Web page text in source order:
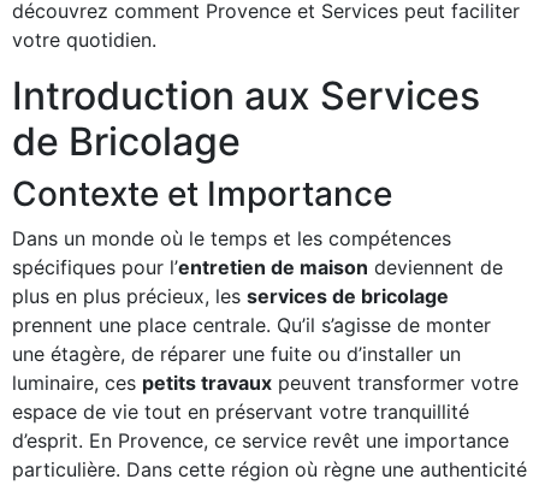
découvrez comment Provence et Services peut faciliter
votre quotidien.
Introduction aux Services
de Bricolage
Contexte et Importance
Dans un monde où le temps et les compétences
spécifiques pour l’entretien de maison deviennent de
plus en plus précieux, les services de bricolage
prennent une place centrale. Qu’il s’agisse de monter
une étagère, de réparer une fuite ou d’installer un
luminaire, ces petits travaux peuvent transformer votre
espace de vie tout en préservant votre tranquillité
d’esprit. En Provence, ce service revêt une importance
particulière. Dans cette région où règne une authenticité